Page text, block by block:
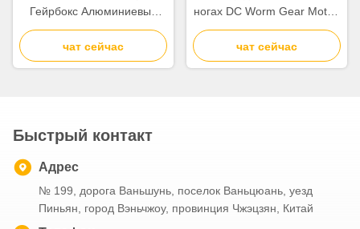
Гейрбокс Алюминиевый
червя Гейр Мотор
Алюминиевый Конструкция
Прочный и легкий
чат сейчас
ногах DC Worm Gear Motor,
включая редуктор Worm
Gear Perfect для
упаковочного
чат сейчас
Быстрый контакт
Адрес
№ 199, дорога Ваньшунь, поселок Ваньцюань, уезд
Пиньян, город Вэньчжоу, провинция Чжэцзян, Китай